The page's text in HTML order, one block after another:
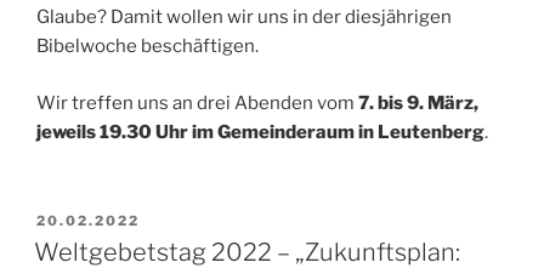
Glaube? Damit wollen wir uns in der diesjährigen
Bibelwoche beschäftigen.
Wir treffen uns an drei Abenden vom 7. bis 9. März,
jeweils 19.30 Uhr im Gemeinderaum in Leutenberg.
VERÖFFENTLICHT
AM
20.02.2022
Weltgebetstag 2022 – „Zukunftsplan: